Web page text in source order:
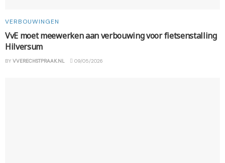
VERBOUWINGEN
VvE moet meewerken aan verbouwing voor fietsenstalling
Hilversum
BY VVERECHSTPRAAK.NL 09/05/2026